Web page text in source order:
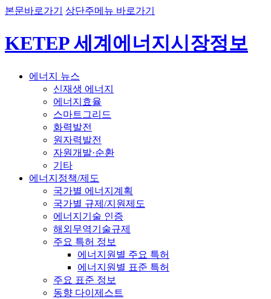
본문바로가기 상단주메뉴 바로가기
KETEP 세계에너지시장정보
에너지 뉴스
신재생 에너지
에너지효율
스마트그리드
화력발전
원자력발전
자원개발·순환
기타
에너지정책/제도
국가별 에너지계획
국가별 규제/지원제도
에너지기술 인증
해외무역기술규제
주요 특허 정보
에너지원별 주요 특허
에너지원별 표준 특허
주요 표준 정보
동향 다이제스트